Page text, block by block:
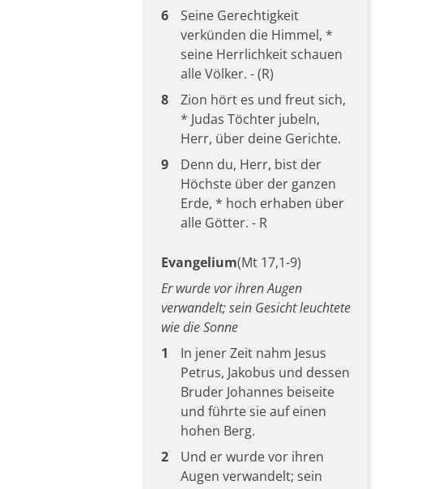
6
Seine Gerechtigkeit
verkünden die Himmel, *
seine Herrlichkeit schauen
alle Völker. - (R)
8
Zion hört es und freut sich,
* Judas Töchter jubeln,
Herr, über deine Gerichte.
9
Denn du, Herr, bist der
Höchste über der ganzen
Erde, * hoch erhaben über
alle Götter. - R
Evangelium(Mt 17,1-9)
Er wurde vor ihren Augen
verwandelt; sein Gesicht leuchtete
wie die Sonne
1
In jener Zeit nahm Jesus
Petrus, Jakobus und dessen
Bruder Johannes beiseite
und führte sie auf einen
hohen Berg.
2
Und er wurde vor ihren
Augen verwandelt; sein